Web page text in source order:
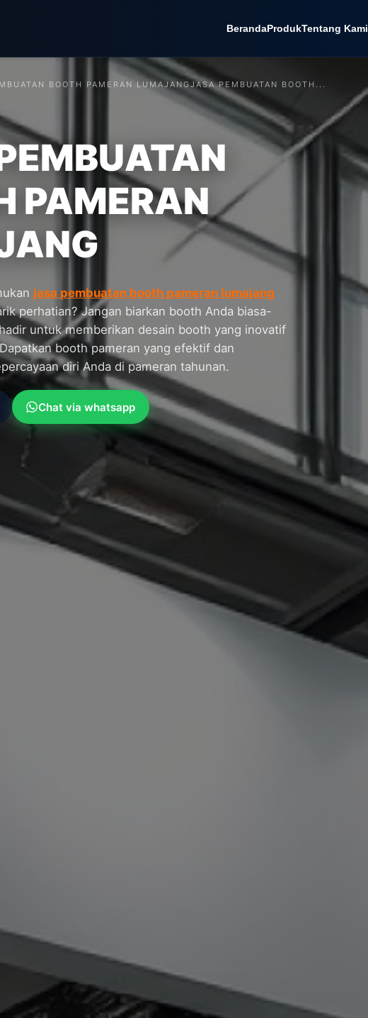
BerandaProdukTentang Kami
BOOTH PAMERAN LUMAJANGJASA PEMBUATAN BOOTH...
PAMERAN
jasa pembuatan booth pameran lumajang
perhatian? Jangan biarkan booth Anda biasa-
untuk memberikan desain booth yang inovatif
booth pameran yang efektif dan
diri Anda di pameran tahunan.
Chat via whatsapp